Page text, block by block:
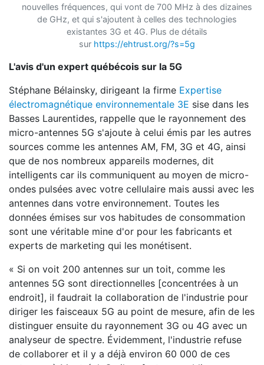
nouvelles fréquences, qui vont de 700 MHz à des dizaines
de GHz, et qui s'ajoutent à celles des technologies
existantes 3G et 4G. Plus de détails
sur https://ehtrust.org/?s=5g
L'avis d'un expert québécois sur la 5G
Stéphane Bélainsky, dirigeant la firme Expertise
électromagnétique environnementale 3E sise dans les
Basses Laurentides, rappelle que le rayonnement des
micro-antennes 5G s'ajoute à celui émis par les autres
sources comme les antennes AM, FM, 3G et 4G, ainsi
que de nos nombreux appareils modernes, dit
intelligents car ils communiquent au moyen de micro-
ondes pulsées avec votre cellulaire mais aussi avec les
antennes dans votre environnement. Toutes les
données émises sur vos habitudes de consommation
sont une véritable mine d'or pour les fabricants et
experts de marketing qui les monétisent.
« Si on voit 200 antennes sur un toit, comme les
antennes 5G sont directionnelles [concentrées à un
endroit], il faudrait la collaboration de l'industrie pour
diriger les faisceaux 5G au point de mesure, afin de les
distinguer ensuite du rayonnement 3G ou 4G avec un
analyseur de spectre. Évidemment, l'industrie refuse
de collaborer et il y a déjà environ 60 000 de ces